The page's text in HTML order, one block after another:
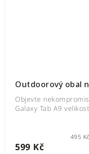
Outdoorový obal
495
599 Kč
Objevte
Galaxy Tab A9